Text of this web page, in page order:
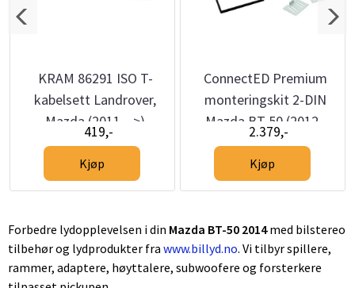
KRAM 86291 ISO T-
kabelsett Landrover,
Mazda (2011 -->)
419,-
Kjøp
ConnectED Premium
monteringskit 2-DIN
Mazda BT 50 (2012 -
2015)
2.379,-
Kjøp
Forbedre lydopplevelsen i din Mazda BT-50 2014med bilstereo
tilbehør og lydprodukter fra www.billyd.no. Vi tilbyr spillere,
rammer, adaptere, høyttalere, subwoofere og forsterkere